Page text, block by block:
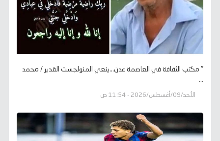
" مكتب الثقافة في العاصمة عدن...ينعي المنولجست القدير / محمد
...
الأحد/09/أغسطس/2026 - 11:54 ص